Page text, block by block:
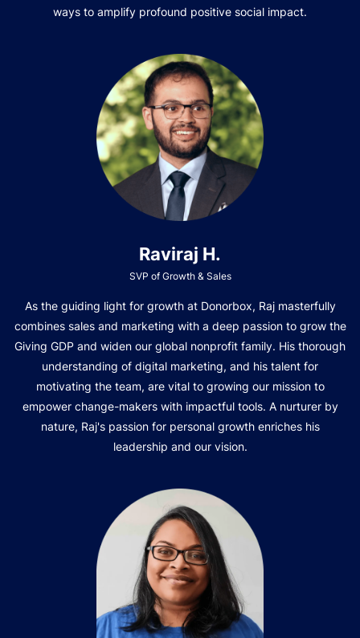
ways to amplify profound positive social impact.
Raviraj H.
SVP of Growth & Sales
As the guiding light for growth at Donorbox, Raj masterfully
combines sales and marketing with a deep passion to grow the
Giving GDP and widen our global nonprofit family. His thorough
understanding of digital marketing, and his talent for
motivating the team, are vital to growing our mission to
empower change-makers with impactful tools. A nurturer by
nature, Raj's passion for personal growth enriches his
leadership and our vision.